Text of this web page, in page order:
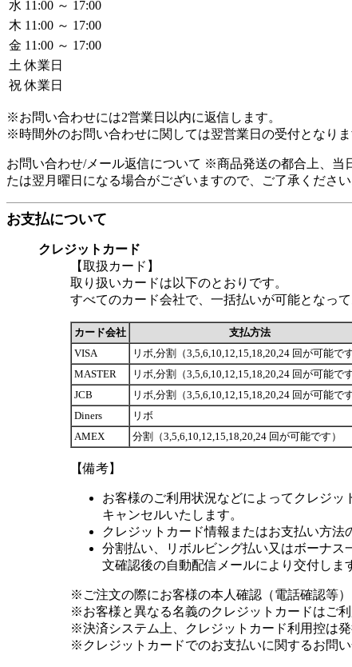
水 11:00 ～ 17:00
木 11:00 ～ 17:00
金 11:00 ～ 17:00
土 休業日
祝 休業日
※お問い合わせには2営業日以内に返信します。
※時間外のお問い合わせに関しては翌営業日の受付となりま
お問い合わせ/メール返信について ※商品発送の都合上、
たは翌月曜日になる場合がございますので、ご了承ください
お支払について
クレジットカード
【取扱カード】
取り扱いカードは以下のとおりです。
すべてのカード会社で、一括払いが可能となって
カード会社
支払方法
VISA
リボ,分割（3,5,6,10,12,15,18,20,24 回が可能で
MASTER
リボ,分割（3,5,6,10,12,15,18,20,24 回が可能で
JCB
リボ,分割（3,5,6,10,12,15,18,20,24 回が可能で
Diners
リボ
AMEX
分割（3,5,6,10,12,15,18,20,24 回が可能です）
【備考】
お客様のご利用状況などによってクレジ
キャンセルいたします。
クレジットカード情報またはお支払い方法
分割払い、リボルビング払い又はボーナス
文確認後の自動配信メールにより交付しま
※ご注文の際にお客様の本人確認（電話確認等
※お客様と異なる名義のクレジットカードはご利
※決済システム上、クレジットカード利用控は発
※クレジットカードでのお支払いに関するお問